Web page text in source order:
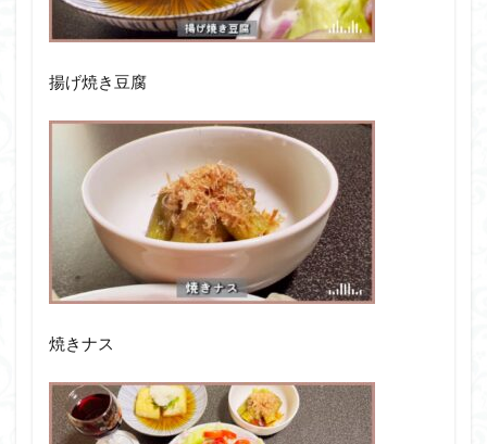
揚げ焼き豆腐
焼きナス